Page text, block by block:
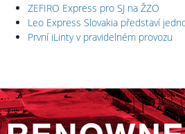
ZEFIRO Express pro SJ na ŽZO
Leo Express Slovakia představí
První iLinty v pravidelném provozu